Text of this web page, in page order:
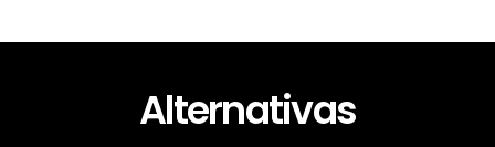
Alternativas